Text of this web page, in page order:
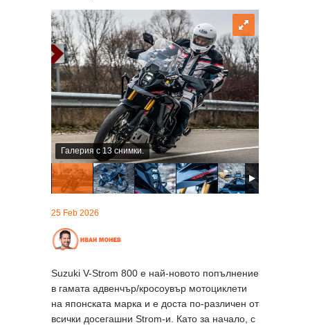
Галерия с 13 снимки.
25 Feb 2026
Suzuki V-Strom 800 е най-новото попълнение
в гамата адвенчър/кросоувър мотоциклети
на японската марка и е доста по-различен от
всички досегашни Strom-и. Като за начало, с